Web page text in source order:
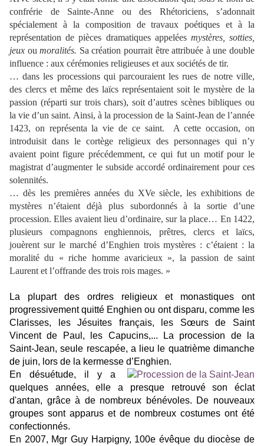
confrérie de Sainte-Anne ou des Rhétoriciens, s’adonnait
spécialement à la composition de travaux poétiques et à la
représentation de pièces dramatiques appelées mystères, sotties,
jeux oumoralités. Sa création pourrait être attribuée à une double
influence : aux cérémonies religieuses et aux sociétés de tir.
… dans les processions qui parcouraient les rues de notre ville,
des clercs et même des laïcs représentaient soit le mystère de la
passion (réparti sur trois chars), soit d’autres scènes bibliques ou
la vie d’un saint. Ainsi, à la procession de la Saint-Jean de l’année
1423, on représenta la vie de ce saint. A cette occasion, on
introduisit dans le cortège religieux des personnages qui n’y
avaient point figure précédemment, ce qui fut un motif pour le
magistrat d’augmenter le subside accordé ordinairement pour ces
solennités.
… dès les premières années du XVe siècle, les exhibitions de
mystères n’étaient déjà plus subordonnés à la sortie d’une
procession. Elles avaient lieu d’ordinaire, sur la place… En 1422,
plusieurs compagnons enghiennois, prêtres, clercs et laïcs,
jouèrent sur le marché d’Enghien trois mystères : c’étaient : la
moralité du « riche homme avaricieux », la passion de saint
Laurent et l’offrande des trois rois mages. »
La plupart des ordres religieux et monastiques ont
progressivement quitté Enghien ou ont disparu, comme les
Clarisses, les Jésuites français, les Sœurs de Saint
Vincent de Paul, les Capucins,... La procession de la
Saint-Jean, seule rescapée, a lieu le quatrième dimanche
de juin, lors de la kermesse d’Enghien.
En désuétude, il y a
quelques années, elle a presque retrouvé son éclat
d'antan, grâce à de nombreux bénévoles. De nouveaux
groupes sont apparus et de nombreux costumes ont été
confectionnés.
En 2007, Mgr Guy Harpigny, 100e évêque du diocèse de